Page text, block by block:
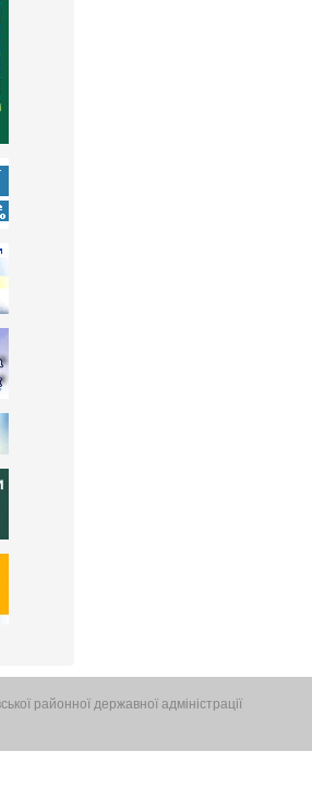
районної державної адміністрації